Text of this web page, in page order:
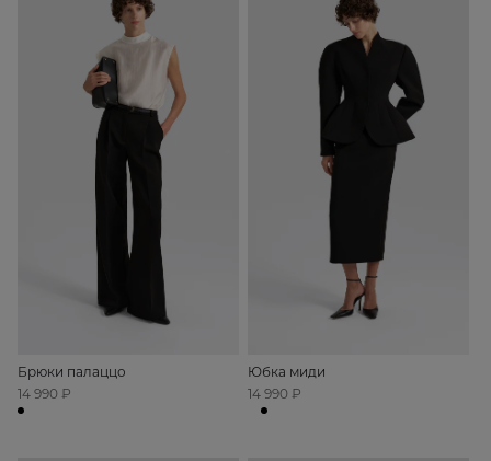
Брюки палаццо
14 990 ₽
Юбка миди
14 990 ₽